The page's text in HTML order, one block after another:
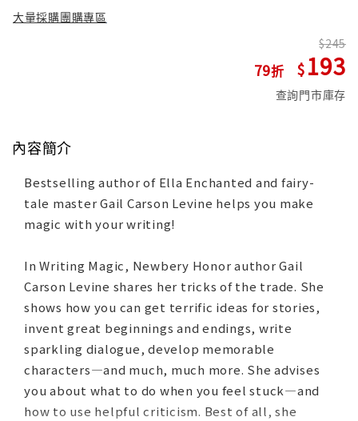
大量採購團購專區
79
245
193
查詢門市庫存
內容簡介
Bestselling author of Ella Enchanted and fairy-
tale master Gail Carson Levine helps you make
magic with your writing!
In Writing Magic, Newbery Honor author Gail
Carson Levine shares her tricks of the trade. She
shows how you can get terrific ideas for stories,
invent great beginnings and endings, write
sparkling dialogue, develop memorable
characters—and much, much more. She advises
you about what to do when you feel stuck—and
how to use helpful criticism. Best of all, she